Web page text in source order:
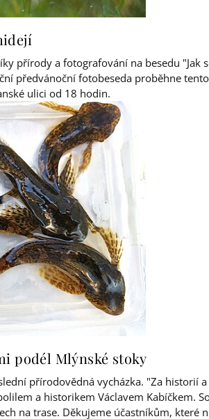
přírody a fotografování na besedu "Jak
předvánoční fotobeseda proběhne
ulici od 18 hodin.
podél Mlýnské stoky
přírodovědná vycházka. "Za historií
a historikem Václavem Kabíčkem.
na trase. Děkujeme účastníkům, které